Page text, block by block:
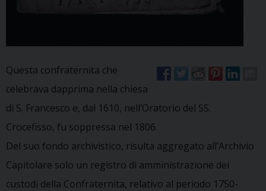
Questa confraternita che
celebrava dapprima nella chiesa
di S. Francesco e, dal 1610, nell’Oratorio del SS.
Crocefisso, fu soppressa nel 1806.
Del suo fondo archivistico, risulta aggregato all’Archivio
Capitolare solo un registro di amministrazione dei
custodi della Confraternita, relativo al periodo 1750-